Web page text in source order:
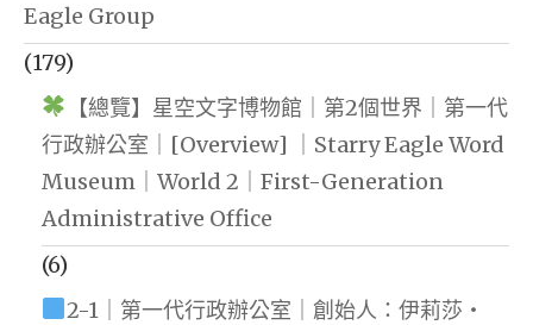
Eagle Group
(179)
【總覽】星空文字博物館｜第2個世界｜第一代
行政辦公室｜[Overview] ｜Starry Eagle Word
Museum｜World 2｜First-Generation
Administrative Office
(6)
2-1｜第一代行政辦公室｜創始人：伊莉莎・